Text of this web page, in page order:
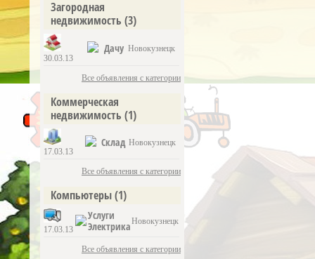
Загородная
недвижимость (3)
30.03.13
Дачу Новокузнецк
Все объявления с категории
Коммерческая
недвижимость (1)
17.03.13
Склад Новокузнецк
Все объявления с категории
Компьютеры(1)
17.03.13
Услуги
ЭлектрикаНовокузнецк
Все объявления с категории